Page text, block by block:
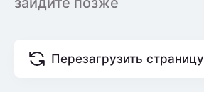
Перезагрузить страницу